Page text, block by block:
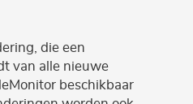
die een
van alle nieuwe
beschikbaar